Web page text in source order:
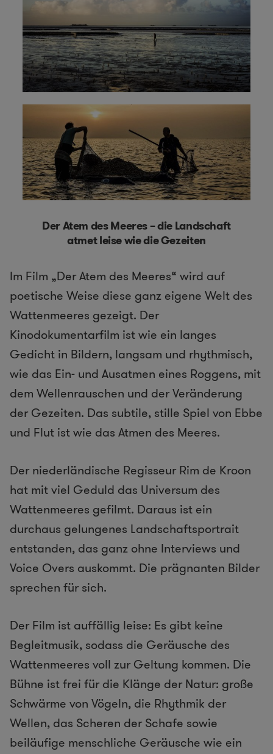
Der Atem des Meeres – die Landschaft
atmet leise wie die Gezeiten
Im Film „Der Atem des Meeres“ wird auf
poetische Weise diese ganz eigene Welt des
Wattenmeeres gezeigt. Der
Kinodokumentarfilm ist wie ein langes
Gedicht in Bildern, langsam und rhythmisch,
wie das Ein- und Ausatmen eines Roggens, mit
dem Wellenrauschen und der Veränderung
der Gezeiten. Das subtile, stille Spiel von Ebbe
und Flut ist wie das Atmen des Meeres.
Der niederländische Regisseur Rim de Kroon
hat mit viel Geduld das Universum des
Wattenmeeres gefilmt. Daraus ist ein
durchaus gelungenes Landschaftsportrait
entstanden, das ganz ohne Interviews und
Voice Overs auskommt. Die prägnanten Bilder
sprechen für sich.
Der Film ist auffällig leise: Es gibt keine
Begleitmusik, sodass die Geräusche des
Wattenmeeres voll zur Geltung kommen. Die
Bühne ist frei für die Klänge der Natur: große
Schwärme von Vögeln, die Rhythmik der
Wellen, das Scheren der Schafe sowie
beiläufige menschliche Geräusche wie ein